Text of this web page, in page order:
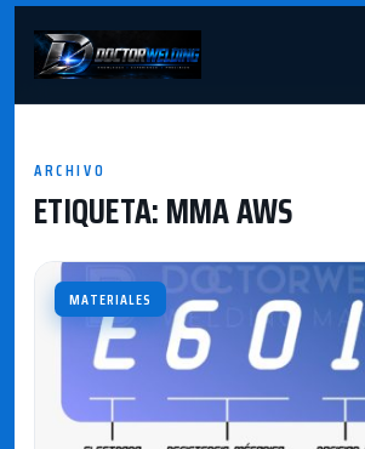
ARCHIVO
ETIQUETA:MMA AWS
MATERIALES